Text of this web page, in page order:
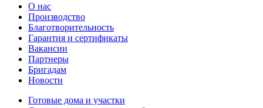
О нас
Производство
Благотворительность
Гарантия и сертификаты
Вакансии
Партнеры
Бригадам
Новости
Готовые дома и участки